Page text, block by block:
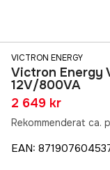
VICTRON ENERGY
Victron Energy
12V/800VA
2 649 kr
Rekommenderat ca.
EAN: